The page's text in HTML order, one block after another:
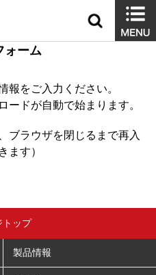
ォーム
報をご入力ください。
ードが自動で始まります。
ブラウザを閉じるまで再入
ます）
トップ
製品情報